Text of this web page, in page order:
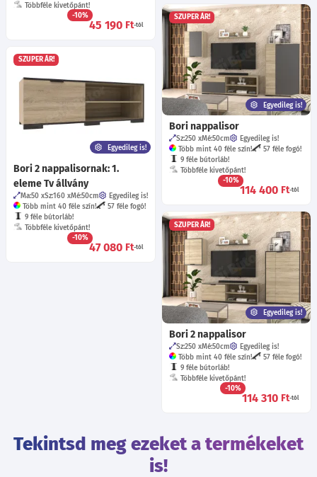
Többféle kivetőpánt!
-10%
45 190 Ft-tól
SZUPER ÁR!
Egyedileg is!
Bori nappalisor
Sz:250 Mé:50cm
Egyedileg is!
Több mint 40 féle szín!
57 féle fogó!
9 féle bútorláb!
Többféle kivetőpánt!
-10%
114 400 Ft-tól
SZUPER ÁR!
Egyedileg is!
Bori 2 nappalisornak: 1.
eleme Tv állvány
Ma:50 Sz:160 Mé:50cm
Egyedileg is!
Több mint 40 féle szín!
57 féle fogó!
9 féle bútorláb!
Többféle kivetőpánt!
-10%
47 080 Ft-tól
SZUPER ÁR!
Egyedileg is!
Bori 2 nappalisor
Sz:250 Mé:50cm
Egyedileg is!
Több mint 40 féle szín!
57 féle fogó!
9 féle bútorláb!
Többféle kivetőpánt!
-10%
114 310 Ft-tól
Tekintsd meg ezeket a termékeket
is!